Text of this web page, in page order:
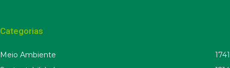
Categorias
Meio Ambiente
1741